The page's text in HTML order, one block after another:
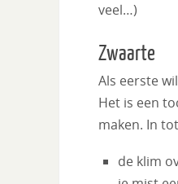
veel…)
Zwaarte
Als eerste
Het is een
maken. In
de klim